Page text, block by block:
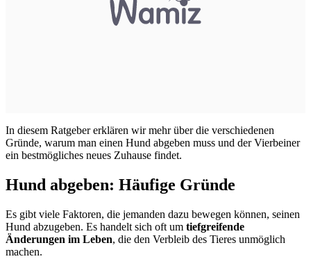
In diesem Ratgeber erklären wir mehr über die verschiedenen
Gründe, warum man einen Hund abgeben muss und der Vierbeiner
ein bestmögliches neues Zuhause findet.
Hund abgeben: Häufige Gründe
Es gibt viele Faktoren, die jemanden dazu bewegen können, seinen
Hund abzugeben. Es handelt sich oft um tiefgreifende
Änderungen im Leben, die den Verbleib des Tieres unmöglich
machen.